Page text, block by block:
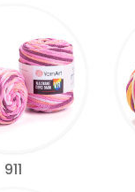
911